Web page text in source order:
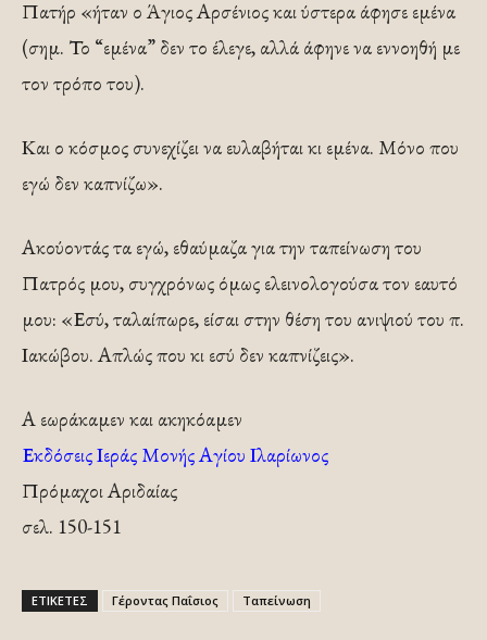
Πατήρ «ήταν ο Άγιος Αρσένιος και ύστερα άφησε εμένα
(σημ. Το “εμένα” δεν το έλεγε, αλλά άφηνε να εννοηθή με
τον τρόπο του).
Και ο κόσμος συνεχίζει να ευλαβήται κι εμένα. Μόνο που
εγώ δεν καπνίζω».
Ακούοντάς τα εγώ, εθαύμαζα για την ταπείνωση του
Πατρός μου, συγχρόνως όμως ελεινολογούσα τον εαυτό
μου: «Εσύ, ταλαίπωρε, είσαι στην θέση του ανιψιού του π.
Ιακώβου. Απλώς που κι εσύ δεν καπνίζεις».
Α εωράκαμεν και ακηκόαμεν
Εκδόσεις Ιεράς Μονής Αγίου Ιλαρίωνος
Πρόμαχοι Αριδαίας
σελ. 150-151
ΕΤΙΚΕΤΕΣ Γέροντας Παΐσιος Ταπείνωση